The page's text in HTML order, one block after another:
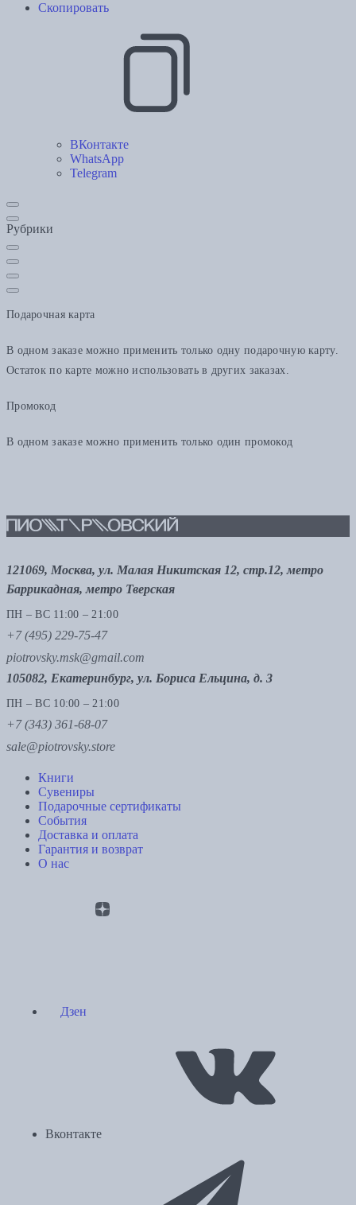
Скопировать
ВКонтакте
WhatsApp
Telegram
Рубрики
Подарочная карта
В одном заказе можно применить только одну подарочную карту.
Остаток по карте можно использовать в других заказах.
Промокод
В одном заказе можно применить только один промокод
121069, Москва, ул. Малая Никитская 12, стр.12, метро
Баррикадная, метро Тверская
ПН – ВС 11:00 – 21:00
+7 (495) 229-75-47
piotrovsky.msk@gmail.com
105082, Екатеринбург, ул. Бориса Ельцина, д. 3
ПН – ВС 10:00 – 21:00
+7 (343) 361-68-07
sale@piotrovsky.store
Книги
Сувениры
Подарочные сертификаты
События
Доставка и оплата
Гарантия и возврат
О нас
Дзен
Вконтакте